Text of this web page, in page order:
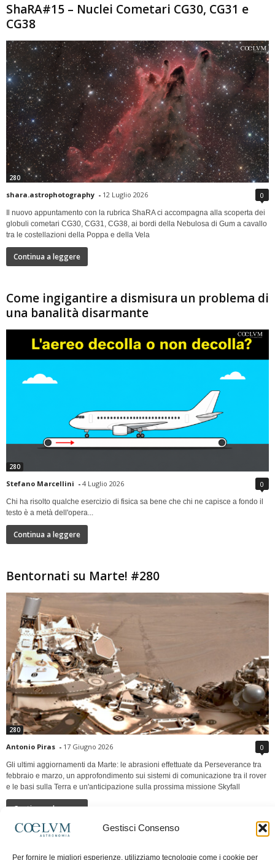
Gestisci Consenso
Per fornire le migliori esperienze, utilizziamo tecnologie come i cookie per
ShaRA#15 – Nuclei Cometari CG30, CG31 e
CG38
280
shara.astrophotography - 12 Luglio 2026 0
Il nuovo appuntamento con la rubrica ShaRA ci accompagna alla scoperta dei
globuli cometari CG30, CG31, CG38, ai bordi della Nebulosa di Gum a cavallo
tra le costellazioni della Poppa e della Vela
Continua a leggere
Come ingigantire a dismisura un problema di
una banalità disarmante
280
Stefano Marcellini - 4 Luglio 2026 0
Chi ha risolto qualche esercizio di fisica sa bene che chi ne capisce a fondo il
testo è a metà dell'opera...
Continua a leggere
Bentornati su Marte! #280
280
Antonio Piras - 17 Giugno 2026 0
Gli ultimi aggiornamenti da Marte: le abrasioni effettuate da Perseverance tra
febbraio e marzo, un approfondimento sui sistemi di comunicazione tra il rover
e le basi sulla Terra e un'anticipazione sulla prossima missione Skyfall
Continua a leggere